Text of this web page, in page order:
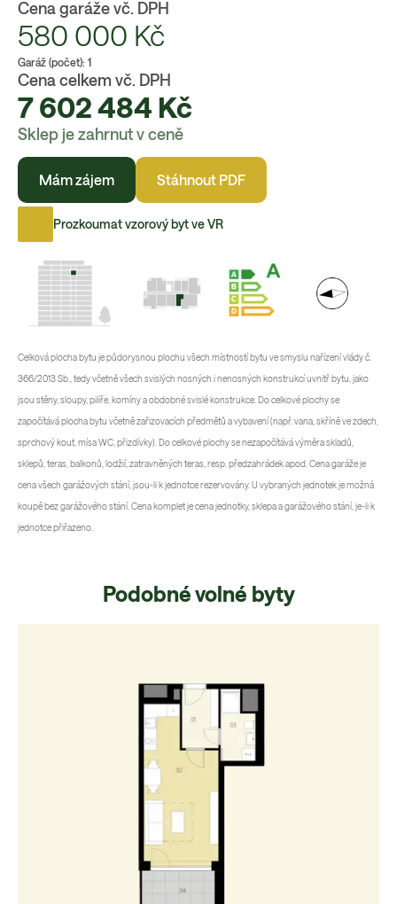
Cena garáže vč. DPH
580 000 Kč
Garáž (počet): 1
Cena celkem vč. DPH
7 602 484 Kč
Sklep je zahrnut v ceně
Mám zájem Stáhnout PDF
Prozkoumat vzorový byt ve VR
Celková plocha bytu je půdorysnou plochu všech místností bytu ve smyslu nařízení vlády č.
366/2013 Sb., tedy včetně všech svislých nosných i nenosných konstrukcí uvnitř bytu, jako
jsou stěny, sloupy, pilíře, komíny a obdobné svislé konstrukce. Do celkové plochy se
započítává plocha bytu včetně zařizovacích předmětů a vybavení (např. vana, skříně ve zdech,
sprchový kout, mísa WC, přizdívky). Do celkové plochy se nezapočítává výměra skladů,
sklepů, teras, balkonů, lodžií, zatravněných teras, resp. předzahrádek apod. Cena garáže je
cena všech garážových stání, jsou-li k jednotce rezervovány. U vybraných jednotek je možná
koupě bez garážového stání. Cena komplet je cena jednotky, sklepa a garážového stání, je-li k
jednotce přiřazeno.
Podobné volné byty